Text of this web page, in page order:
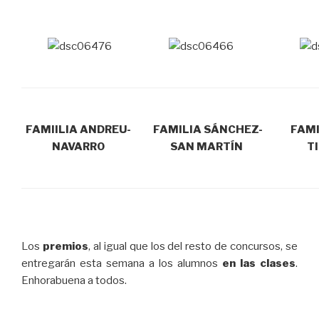
FAMIILIA ANDREU-
NAVARRO
FAMILIA SÁNCHEZ-
SAN MARTÍN
Los premios, al igual que los del resto de concursos, se
entregarán esta semana a los alumnos en las clases.
Enhorabuena a todos.